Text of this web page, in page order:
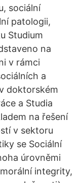
sociální
patologii,
Studium
na
v rámci
a
doktorském
a Studia
na řešení
v sektoru
se Sociální
úrovněmi
integrity,